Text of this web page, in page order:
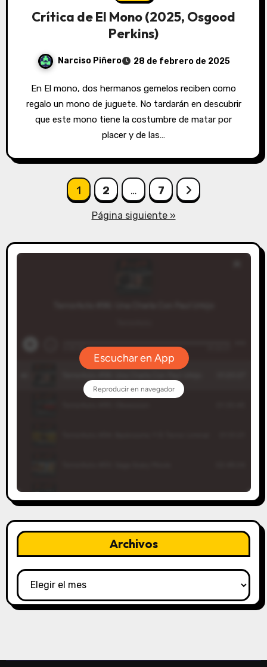
Crítica de El Mono (2025, Osgood
Perkins)
Narciso Piñero 28 de febrero de 2025
En El mono, dos hermanos gemelos reciben como
regalo un mono de juguete. No tardarán en descubrir
que este mono tiene la costumbre de matar por
placer y de las…
Paginación
entradas
1 2 … 7
Página siguiente »
Archivos
Archivos